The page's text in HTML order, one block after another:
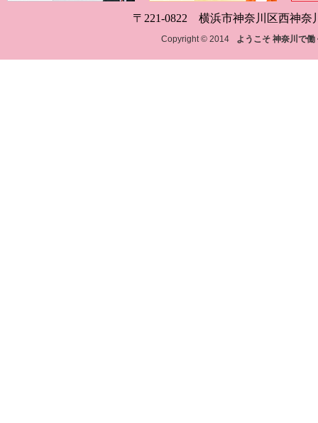
〒221-0822 横浜市神奈川区西神奈
Copyright © 2014 ようこそ 神奈川で